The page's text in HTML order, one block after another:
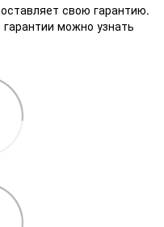
свою гарантию.
можно узнать